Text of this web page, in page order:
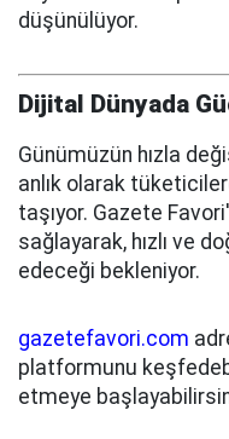
düşünülüyor.
Dijital Dünyada
Günümüzün hızla
anlık olarak
taşıyor. Gazete
sağlayarak, hızlı ve
edeceği bekleniyor.
gazetefavori.com
platformunu
etmeye